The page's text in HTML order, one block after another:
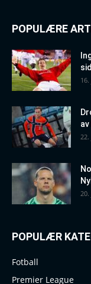
POPULÆRE
POPULÆR
Fotball
Premier League